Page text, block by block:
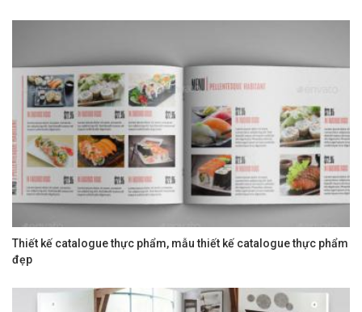
Thiết kế catalogue thực phẩm, mẫu thiết kế catalogue thực phẩm
đẹp